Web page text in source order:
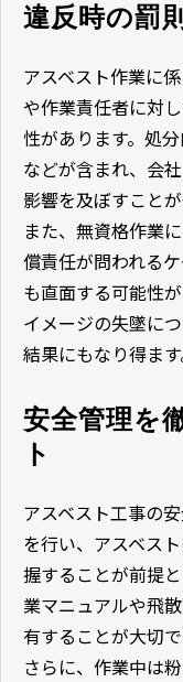
違反時の罰
アスベスト作業に
や作業責任者に対
性があります。処
などが含まれ、会
影響を及ぼすこと
また、無資格作業
償責任が問われる
も直面する可能性
イメージの失墜に
結果にもなり得ます
安全管理を
ト
アスベスト工事の
を行い、アスベス
握することが前提
業マニュアルや飛
有することが大切で
さらに、作業中は